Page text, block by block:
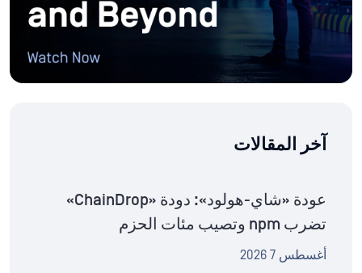
آخر المقالات
عودة «شاي-هولود»: دودة «ChainDrop»
تضرب npm وتصيب مئات الحزم
أغسطس 7 2026